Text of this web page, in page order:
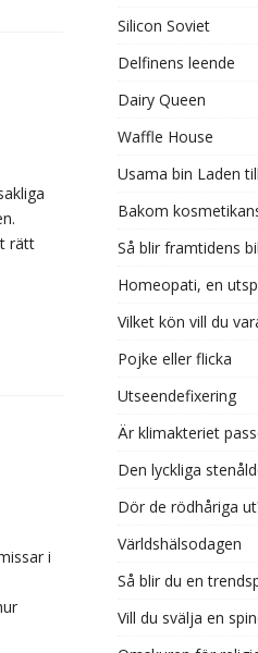
rätt
i
Silicon Soviet
Delfinens leende
Dairy Queen
Waffle House
Usama bin Laden
Bakom
Så blir framtidens bil
Homeopati, en
Vilket kön vill du
Pojke eller flicka
Utseendefixering
Är klimakteriet
Den lyckliga
Dör de rödhåriga
Världshälsodagen
Så blir du en
Vill du svälja en